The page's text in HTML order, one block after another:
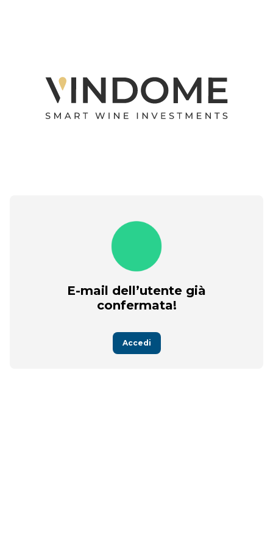
E-mail dell’utente già
confermata!
Accedi